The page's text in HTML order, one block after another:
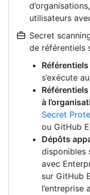
utilisateurs
Secret
de référentiels
s’exécute
à
Secret
ou GitHub
Dépôts
disponibles
avec
sur GitHub
l’entreprise a